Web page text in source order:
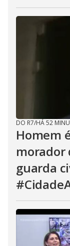
DO R7/HÁ 52
Homem
morador
guarda